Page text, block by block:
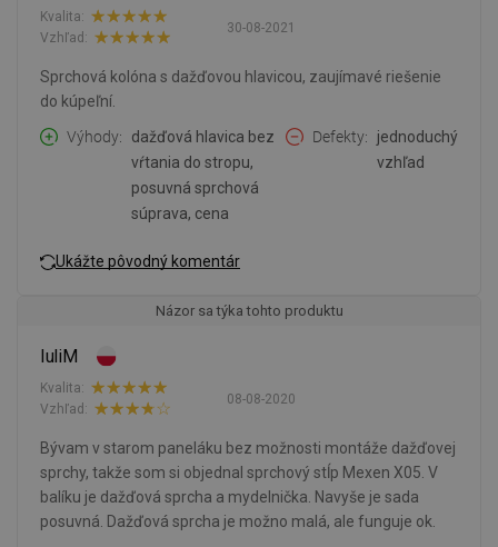
30-08-2021
Kvalita:
Vzhľad:
Sprchová kolóna s dažďovou hlavicou, zaujímavé riešenie
do kúpeľní.
Výhody
dažďová hlavica bez
vŕtania do stropu,
posuvná sprchová
súprava, cena
Defekty
jednoduchý
vzhľad
Ukážte pôvodný komentár
Názor sa týka tohto produktu
IuliM
08-08-2020
Kvalita:
Vzhľad:
Bývam v starom paneláku bez možnosti montáže dažďovej
sprchy, takže som si objednal sprchový stĺp Mexen X05. V
balíku je dažďová sprcha a mydelnička. Navyše je sada
posuvná. Dažďová sprcha je možno malá, ale funguje ok.